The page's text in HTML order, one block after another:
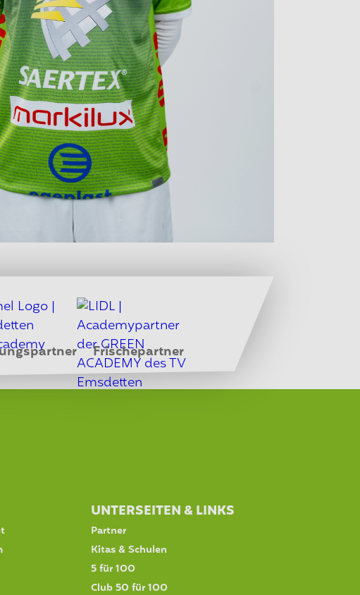
Frischepartner
UNTERSEITEN & LINKS
Partner
Kitas & Schulen
5 für 100
Club 50 für 100